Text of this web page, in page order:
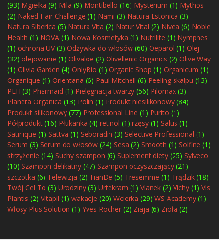
(93) Mgiełka (9) Mila (9) Montibello (16) Mysterium (1) Mythos
(2) Naked Hair Challenge (1) Nami (3) Natura Estonica (3)
Natura Siberica (5) Natura Vita (2) Natur Vital (2) Nivea (6) Noble
Health (1) NOVA (1) Nowa Kosmetyka (1) Nutrilite (1) Nymphes
(1) ochrona UV(3) Odżywka do włosów (60) Oeparol (1) Olej
(32) olejowanie (1) Olivaloe (2) Olivellenic Organics (2) Olive Way
(1) Olivia Garden (4) OnlyBio (1) Organic Shop (1) Organicum (1)
Organique (1) Orientana (6) Paul Mitchell (6) Peeling skalpu (13)
PEH (3) Pharmaid (1) Pielęgnacja twarzy (56) Pilomax (3)
Planeta Organica (13) Polin (1) Produkt niesilikonowy (84)
Produkt silikonowy (77) Professional Line (1) Purito (1)
Półprodukt (16) Płukanka (4) retinol (1) rzęsy (1) Salus (1)
Satinique (1) Sattva (1) Seboradin (3) Selective Professional (1)
Serum (3) Serum do włosów (24) Sesa (2) Smooth (1) Solfine (1)
strzyżenie (14) Suchy szampon (6) Suplement diety (25) Sylveco
(10) Szampon delikatny (47) Szampon oczyszczający (21)
szczotka (6) Telewizja (2) TianDe (5) Tresemme (1) Trądzik (18)
Twój Cel To (3) Urodziny (3) Urtekram (1) Vianek (2) Vichy (1) Vis
Plantis (2) Vitapil (1) wakacje (20) Wcierka (29) WS Academy (1)
Włosy Plus Solution (1) Yves Rocher (2) Ziaja (6) Zioła (2)